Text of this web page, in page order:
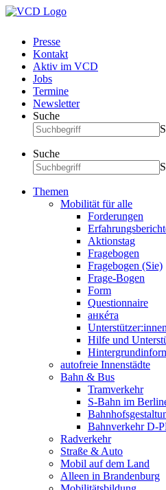
Presse
Kontakt
Aktiv im VCD
Jobs
Termine
Newsletter
Suche
Suche
Themen
Mobilität für alle
Forderungen
Aktionstag
Fragebogen
Fragebogen (Sie)
Frage-Bogen
Form
Questionnaire
анкéта
Unterstützer:innen
Hilfe und
autofreie Innenstädte
Bahn & Bus
Tramverkehr
S-Bahn im
Bahnverkehr D-
Radverkehr
Straße & Auto
Mobil auf dem Land
Alleen in Brandenburg